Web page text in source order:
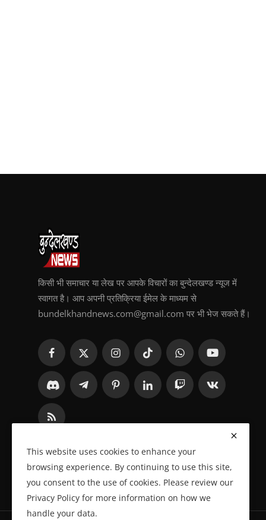
किसी भी समाचार या लेख पर आपके विचारों का बुन्देलखण्ड न्यूज में
स्वागत है। आप अपनी प्रतिक्रिया ईमेल के माध्यम से
bundelkhandnews.com@gmail.com पर भी भेज सकते हैं।
This website uses cookies to enhance your
browsing experience. By continuing to use this site,
you consent to the use of cookies. Please review our
Privacy Policy for more information on how we
handle your data.